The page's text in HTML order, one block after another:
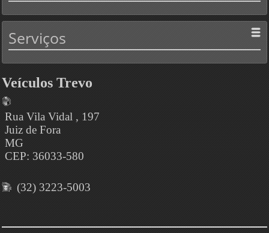
Serviços
Veículos Trevo
Rua Vila Vidal , 197
Juiz de Fora
MG
CEP: 36033-580
(32) 3223-5003